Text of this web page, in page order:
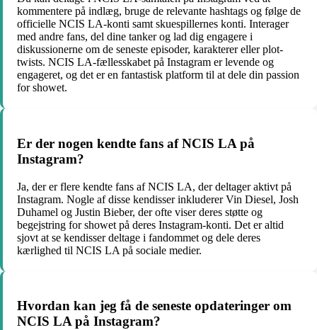
kommentere på indlæg, bruge de relevante hashtags og følge de
officielle NCIS LA-konti samt skuespillernes konti. Interager
med andre fans, del dine tanker og lad dig engagere i
diskussionerne om de seneste episoder, karakterer eller plot-
twists. NCIS LA-fællesskabet på Instagram er levende og
engageret, og det er en fantastisk platform til at dele din passion
for showet.
Er der nogen kendte fans af NCIS LA på
Instagram?
Ja, der er flere kendte fans af NCIS LA, der deltager aktivt på
Instagram. Nogle af disse kendisser inkluderer Vin Diesel, Josh
Duhamel og Justin Bieber, der ofte viser deres støtte og
begejstring for showet på deres Instagram-konti. Det er altid
sjovt at se kendisser deltage i fandommet og dele deres
kærlighed til NCIS LA på sociale medier.
Hvordan kan jeg få de seneste opdateringer om
NCIS LA på Instagram?